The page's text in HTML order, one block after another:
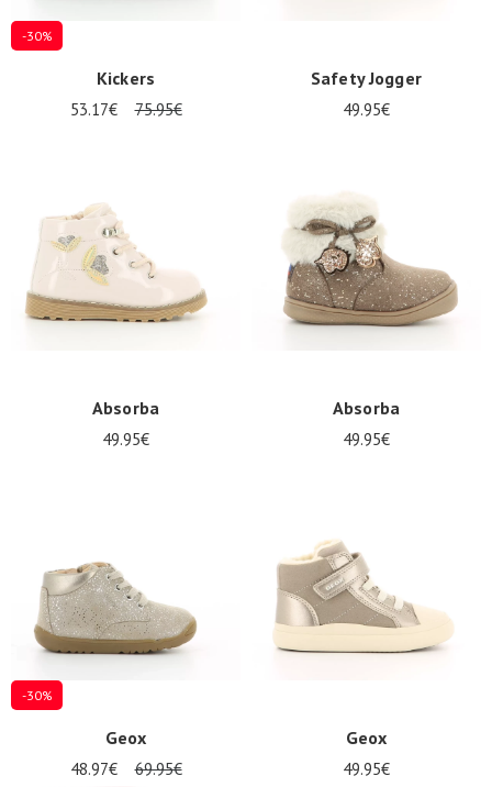
-30%
Kickers
53.17€ 75.95€
Safety Jogger
49.95€
Absorba
49.95€
Absorba
49.95€
-30%
Geox
48.97€ 69.95€
Geox
49.95€